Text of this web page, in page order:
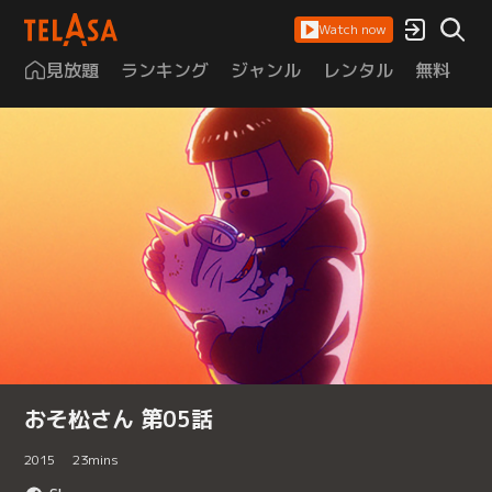
Watch now
見放題 ランキング ジャンル レンタル 無料
おそ松さん 第05話
2015 23mins